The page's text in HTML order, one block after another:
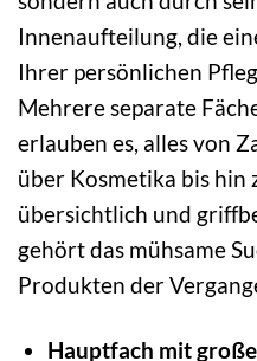
Innenaufteilung, die
Ihrer persönlichen
Mehrere separate
erlauben es, alles von
über Kosmetika bis hin
übersichtlich und
gehört das mühsame
Produkten der
Hauptfach mit